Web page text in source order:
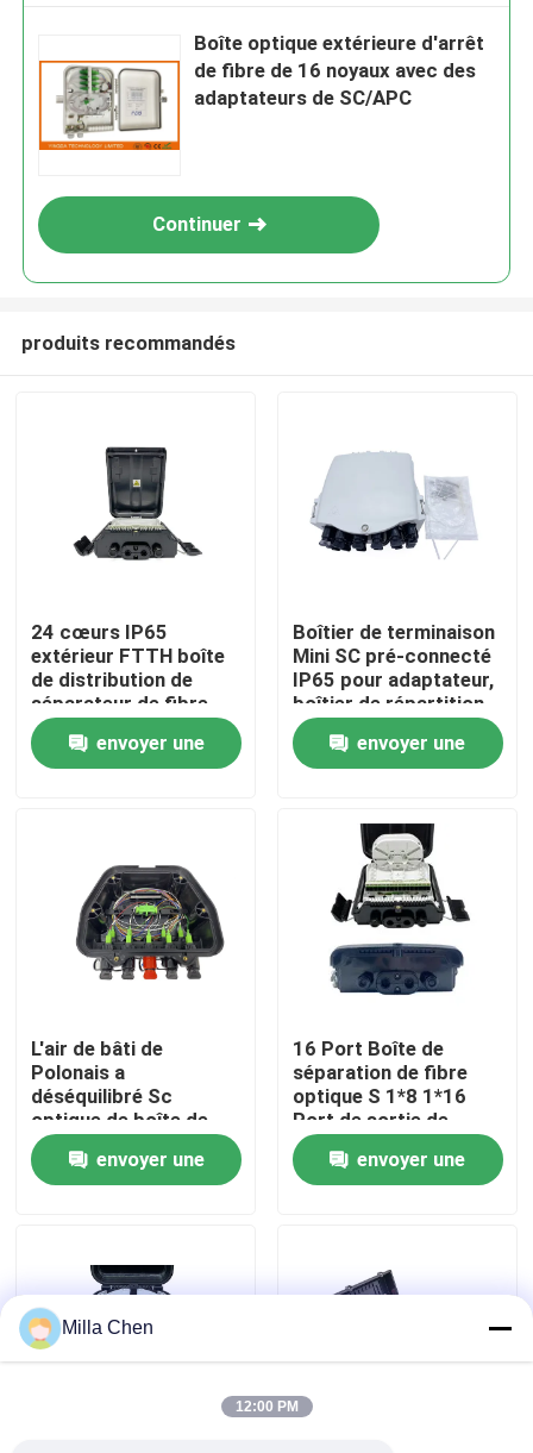
Maison
Au sujet de nous
Visite d'usine
Contrôle de qualité
Contactez-nous
Cas
Demandez une citation
Boîte optique extérieure d'arrêt
de fibre de 16 noyaux avec des
adaptateurs de SC/APC
Continuer
produits recommandés
24 cœurs IP65
extérieur FTTH boîte
de distribution de
séparateur de fibre
optique montée sur le
mur avec 24
adaptateurs SC
envoyer une
Boîtier de terminaison
Mini SC pré-connecté
IP65 pour adaptateur,
boîtier de répartition
fibre optique FTTH,
16 cœurs, Cajas Nap
pour solution FTTH
envoyer une
L'air de bâti de
Polonais a
déséquilibré Sc
optique de boîte de
fibre de diviseur du
PETIT SOMME 8
SC/APC CTO 1X8 1X2
envoyer une
16 Port Boîte de
séparation de fibre
optique S 1*8 1*16
Port de sortie de
câble carré Pour la
construction et la
gestion du réseau
envoyer une
Milla Chen
12:00 PM